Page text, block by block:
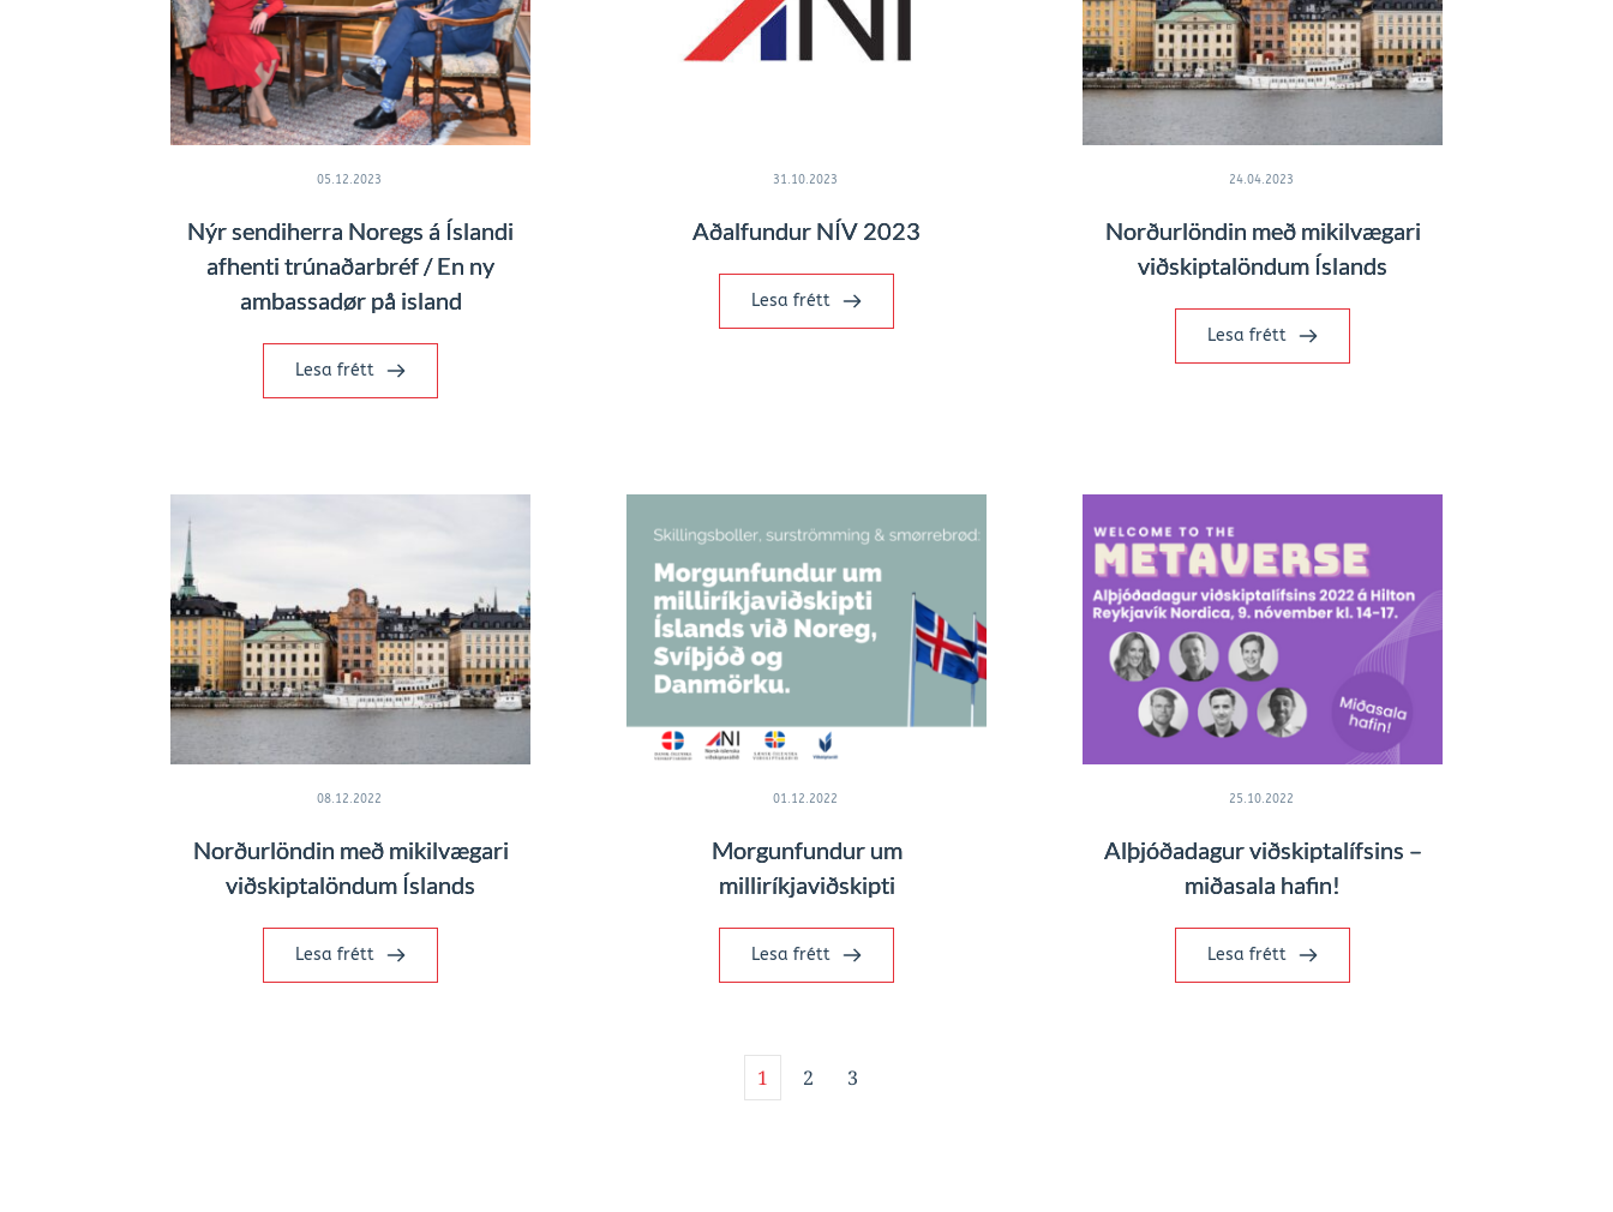
05.12.2023
Nýr sendiherra Noregs á Íslandi
afhenti trúnaðarbréf / En ny
ambassadør på island
Lesa frétt
31.10.2023
Aðalfundur NÍV 2023
Lesa frétt
24.04.2023
Norðurlöndin með mikilvægari
viðskiptalöndum Íslands
Lesa frétt
08.12.2022
Norðurlöndin með mikilvægari
viðskiptalöndum Íslands
Lesa frétt
01.12.2022
Morgunfundur um
milliríkjaviðskipti
Lesa frétt
25.10.2022
Alþjóðadagur viðskiptalífsins –
miðasala hafin!
Lesa frétt
1 2 3